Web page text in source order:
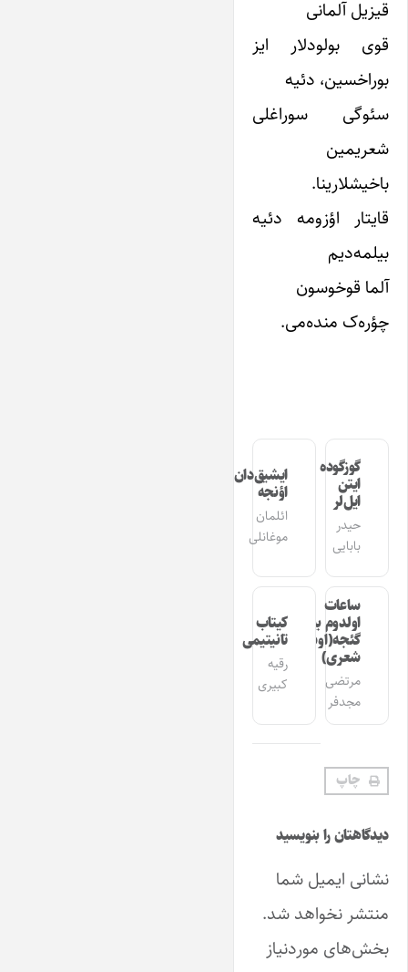
قیزیل آلمانی
قوی بولودلار ایز
بوراخسین، دئیه
سئوگی سوراغلی
شعریمین
باخیشلارینا.
قایتار اؤزومه دئیه
بیلمه‌دیم
آلما قوخوسون
چؤره‌ک منده‌می.
گوزگوده
ایتن
ایل‌لر
حیدر
بابایی
ایشیق‌دان
اؤنجه
ائلمان
موغانلی
ساعات
اولدوم بیر
گئجه(اوشاق
شعری)
مرتضی
مجدفر
کیتاب
تانیتیمی
رقیه
کبیری
چاپ
دیدگاهتان را بنویسید
نشانی ایمیل شما
منتشر نخواهد شد.
بخش‌های موردنیاز